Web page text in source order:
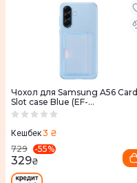
Чохол для Samsung A56 Card
Slot case Blue (EF-
OA566TLEGWW)
Кешбек3 ₴
729
-55%
329₴